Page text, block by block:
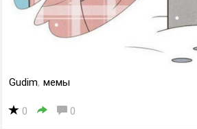
Gudim, мемы
0 0